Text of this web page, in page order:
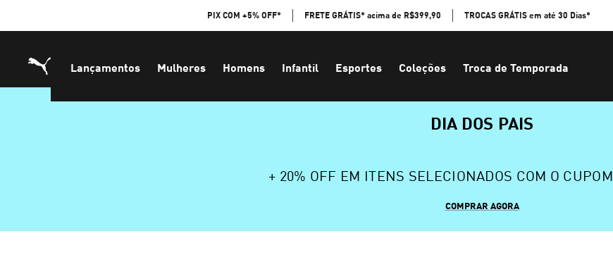
PIX COM +5% OFF* FRETE GRÁTIS* acima de R$399,90 TROCAS GRÁTIS em até 30 Dias*
Lançamentos Mulheres Homens Infantil Esportes Coleções Troca de Temporada
DIA DOS PAIS
+ 20% OFF EM ITENS SELECIONADOS COM O CUPOM
COMPRAR AGORA